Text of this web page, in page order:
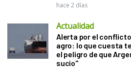
hace 2 días
Actualidad
Alerta por el
agro: lo que cuesta
el peligro de que
sucio"